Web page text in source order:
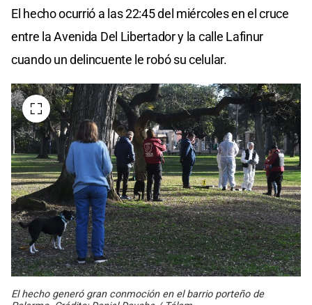
El hecho ocurrió a las 22:45 del miércoles en el cruce
entre la Avenida Del Libertador y la calle Lafinur
cuando un delincuente le robó su celular.
El hecho generó gran conmoción en el barrio porteño de